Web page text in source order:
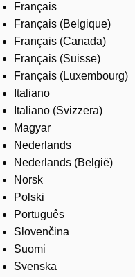
Français
Français (Belgique)
Français (Canada)
Français (Suisse)
Français (Luxembourg)
Italiano
Italiano (Svizzera)
Magyar
Nederlands
Nederlands (België)
Norsk
Polski
Português
Slovenčina
Suomi
Svenska